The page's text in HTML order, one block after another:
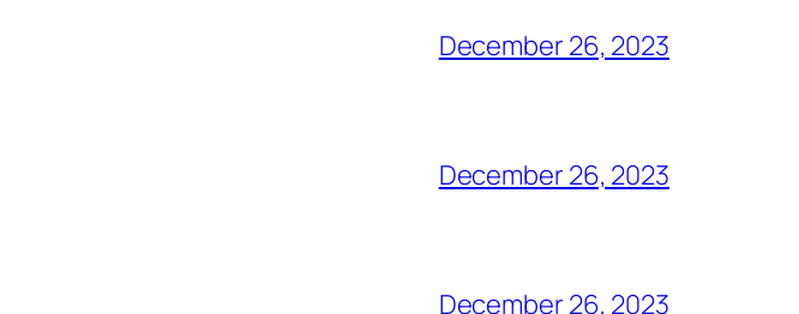
December 26, 2023
December 26, 2023
December 26, 2023